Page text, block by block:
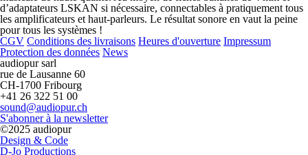
d’adaptateurs LSKAN si nécessaire, connectables à pratiquement tous
les amplificateurs et haut-parleurs. Le résultat sonore en vaut la peine
pour tous les systèmes !
CGV Conditions des livraisons Heures d'ouverture Impressum
Protection des données News
audiopur sarl
rue de Lausanne 60
CH-1700 Fribourg
+41 26 322 51 00
sound@audiopur.ch
S'abonner à la newsletter
©2025 audiopur
Design & Code
D-Jo Productions